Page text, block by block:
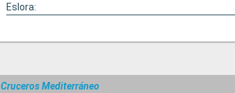
Eslora:
Cruceros Mediterráneo